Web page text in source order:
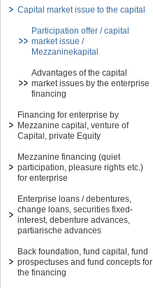
Capital market issue to the capital
Participation offer / capital
market issue /
Mezzaninekapital
Advantages of the capital
market issues by the enterprise
financing
Financing for enterprise by
Mezzanine capital, venture of
Capital, private Equity
Mezzanine financing (quiet
participation, pleasure rights etc.)
for enterprise
Enterprise loans / debentures,
change loans, securities fixed-
interest, debenture advances,
partiarische advances
Back foundation, fund capital, fund
prospectuses and fund concepts for
the financing